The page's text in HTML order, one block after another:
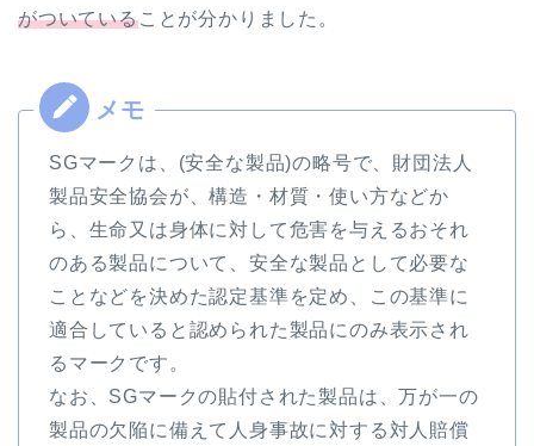
がついていることが分かりました。
SGマークは、(安全な製品)の略号で、財団法人
製品安全協会が、構造・材質・使い方などか
ら、生命又は身体に対して危害を与えるおそれ
のある製品について、安全な製品として必要な
ことなどを決めた認定基準を定め、この基準に
適合していると認められた製品にのみ表示され
るマークです。
なお、SGマークの貼付された製品は、万が一の
製品の欠陥に備えて人身事故に対する対人賠償